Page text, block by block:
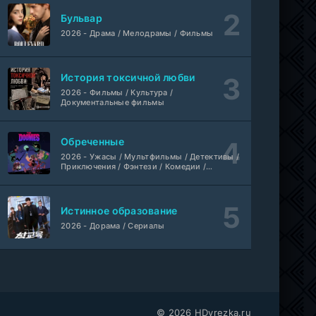
Йоне, иногда
Фильм
Фильм
серия
Везунчик
Фильм
WEB-
Неофициальный, Dragon Money Studio
1-6 серия
Бульвар
2026 - Драма / Мелодрамы / Фильмы
История токсичной любви
2026 - Фильмы / Культура /
Документальные фильмы
Обреченные
2026 - Ужасы / Мультфильмы / Детективы /
Приключения / Фэнтези / Комедии /
Истинное образование
2026 - Дорама / Сериалы
© 2026 HDvrezka.ru